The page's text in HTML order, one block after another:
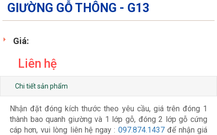
GIƯỜNG GỖ THÔNG - G13
Giá:
Liên hệ
Chi tiết sản phẩm
Nhận đặt đóng kích thước theo yêu cầu, giá trên đóng 1
thành bao quanh giường và 1 lớp gỗ, đóng 2 lớp gỗ cứng
cáp hơn, vui lòng liên hệ ngay : 097.874.1437để nhận giá